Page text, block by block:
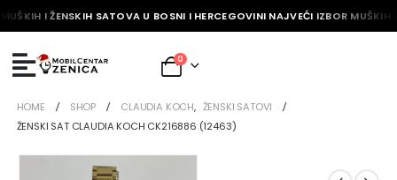
I ŽENSKIH SATOVA U BOSNI I HERCEGOVINI NAJVEĆI IZBOR
0
HOME SHOP CLAUDIA KOCH, ŽENSKI SATOVI
ŽENSKI SAT CLAUDIA KOCH CK216886 (12463)